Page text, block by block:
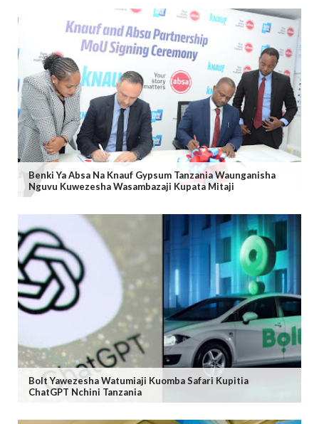
Benki Ya Absa Na Knauf Gypsum Tanzania Waunganisha
Nguvu Kuwezesha Wasambazaji Kupata Mitaji
Bolt Yawezesha Watumiaji Kuomba Safari Kupitia
ChatGPT Nchini Tanzania